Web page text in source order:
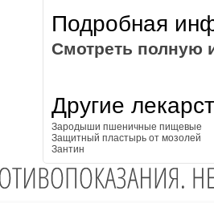
Подробная
Смотреть полную
Другие
Зародыши пшеничные пищевые
Защитный пластырь от мозолей
Зантин